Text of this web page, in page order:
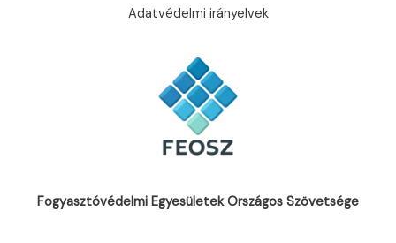
Adatvédelmi irányelvek
Fogyasztóvédelmi Egyesületek Országos Szövetsége